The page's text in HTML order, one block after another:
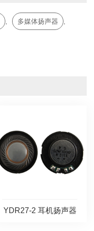
多媒体扬声器
YDR27-2 耳机扬声器